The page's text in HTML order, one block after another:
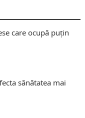
care ocupă puțin
sănătatea mai